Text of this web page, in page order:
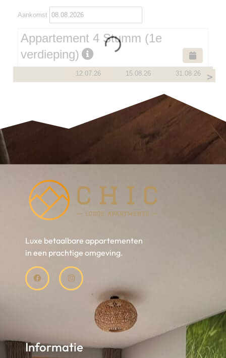
Luxe betaalbare appartementen
in een prachtige omgeving.
Informatie